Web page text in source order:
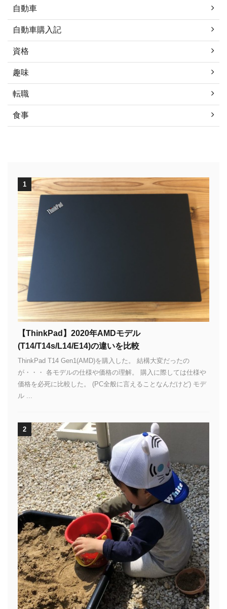
自動車
自動車購入記
資格
趣味
転職
食事
1
【ThinkPad】2020年AMDモデル
(T14/T14s/L14/E14)の違いを比較
ThinkPad T14 Gen1(AMD)を購入した。 結構大変だったの
が・・・ 各モデルの仕様や価格の理解。 購入に際しては仕様や
価格を必死に比較した。 (PC全般に言えることなんだけど) モデ
ル ...
2